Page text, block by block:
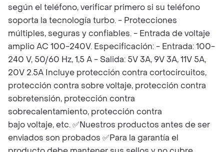
según el teléfono, verificar primero si su teléfono
soporta la tecnología turbo. - Protecciones
múltiples, seguras y confiables. - Entrada de voltaje
amplio AC 100-240V. Especificación: - Entrada: 100-
240 V, 50/60 Hz, 1,5 A - Salida: 5V 3A, 9V 3A, 11V 5A,
20V 2.5A Incluye protección contra cortocircuitos,
protección contra sobre voltaje, protección contra
sobretensión, protección contra
sobrecalentamiento, protección contra
bajo voltaje, etc. ✅Nuestros productos antes de ser
enviados son probados ✅Para la garantía el